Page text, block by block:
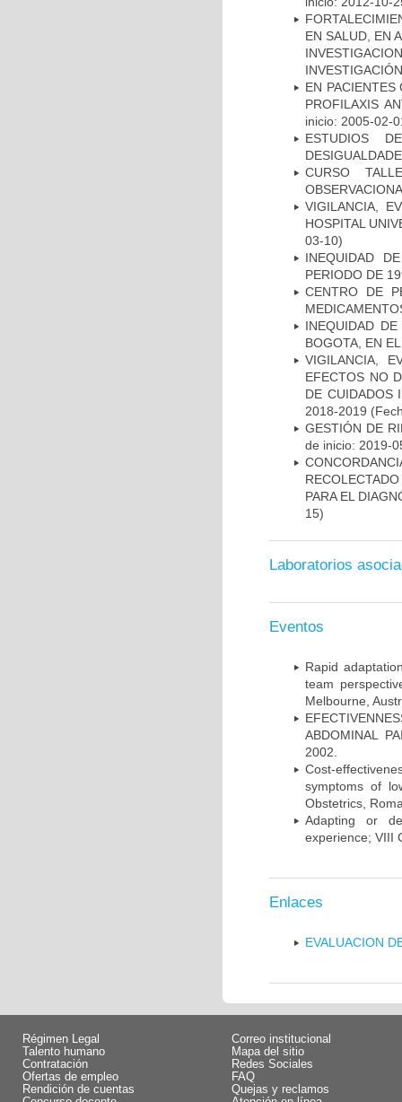
EN SALUD, EN
EN PACIENTES
PROFILAXIS
inicio: 2005-02-
ESTUDIOS
CURSO
VIGILANCIA,
HOSPITAL
03-10)
INEQUIDAD
PERIODO DE
CENTRO DE
INEQUIDAD
BOGOTA, EN
VIGILANCIA,
EFECTOS NO
DE CUIDADOS
2018-2019
GESTIÓN DE
de inicio: 2019-
PARA EL
15)
Laboratorios
Eventos
Rapid
team
Melbourne,
ABDOMINAL
2002.
Cost-
symptoms of
Obstetrics,
Adapting or
experience; VIII
Enlaces
EVALUACION
Régimen Legal
Talento humano
Contratación
Ofertas de empleo
Rendición de cuentas
Correo institucional
Mapa del sitio
Redes Sociales
FAQ
Quejas y reclamos